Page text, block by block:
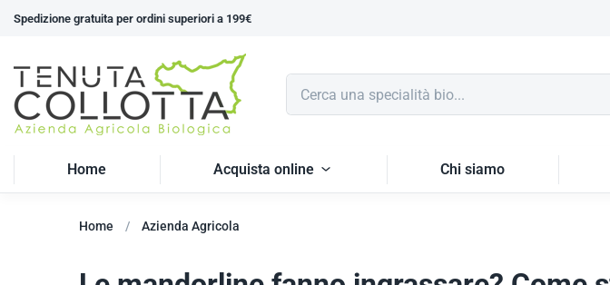
Spedizione gratuita per ordini superiori a 199€
Home Acquista online Chi siamo
Home Azienda Agricola